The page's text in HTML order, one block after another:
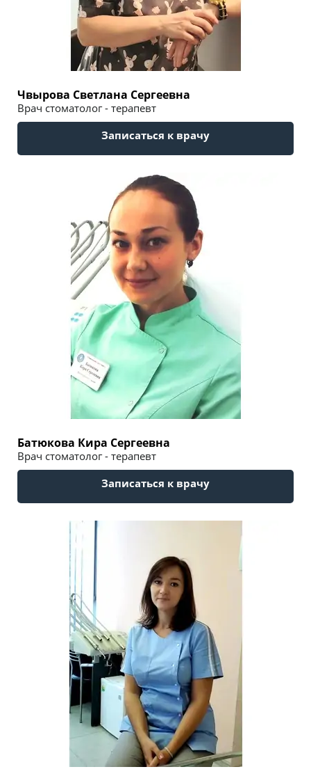
Чвырова Светлана Сергеевна
Врач стоматолог - терапевт
Записаться к врачу
Батюкова Кира Сергеевна
Врач стоматолог - терапевт
Записаться к врачу